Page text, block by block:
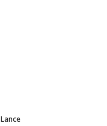
Lance